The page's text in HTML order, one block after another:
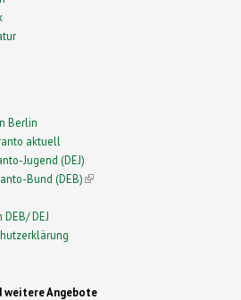
Berlin
aktuell
Jugend (DEJ)
Bund (DEB)(link is external)
DEJ
weitere Angebote